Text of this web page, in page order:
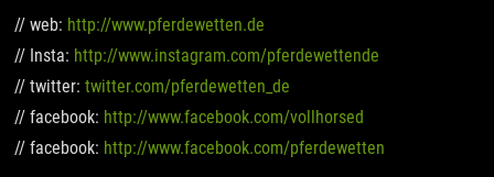
// web: http://www.pferdewetten.de
// Insta: http://www.instagram.com/pferdewettende
// twitter:twitter.com/pferdewetten_de
// facebook: http://www.facebook.com/vollhorsed
// facebook: http://www.facebook.com/pferdewetten